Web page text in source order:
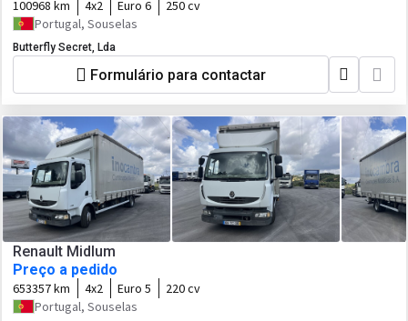
100968 km 4x2 Euro 6
250 cv
Portugal, Souselas
Butterfly Secret, Lda
Formulário para contactar
Renault Midlum
Preço a pedido
653357 km 4x2 Euro 5
220 cv
Portugal, Souselas